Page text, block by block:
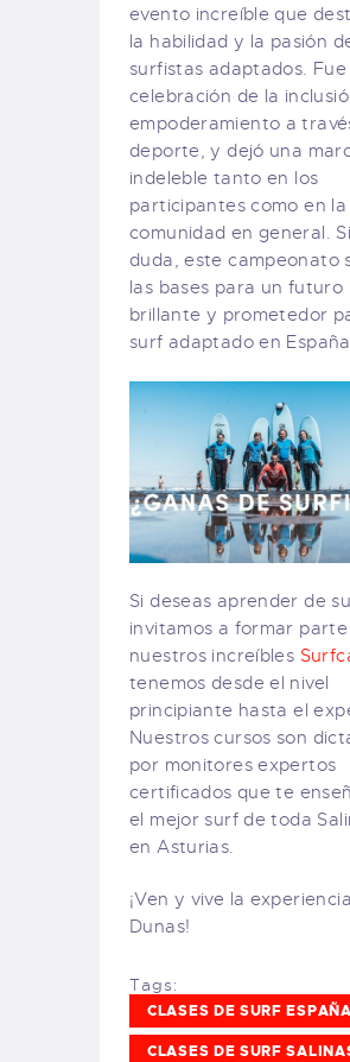
evento increíble que
la habilidad y la pasión
surfistas adaptados. Fue
celebración de la
empoderamiento a
deporte, y dejó una
indeleble tanto en los
participantes como en la
comunidad en general.
duda, este campeonato
las bases para un futuro
brillante y prometedor
surf adaptado en
Si deseas aprender de
invitamos a formar parte
nuestros increíbles
tenemos desde el nivel
principiante hasta el
Nuestros cursos son
por monitores expertos
certificados que te
el mejor surf de toda
en Asturias.
¡Ven y vive la
Dunas!
Tags:
CLASES DE SURF ESPAÑA
CLASES DE SURF